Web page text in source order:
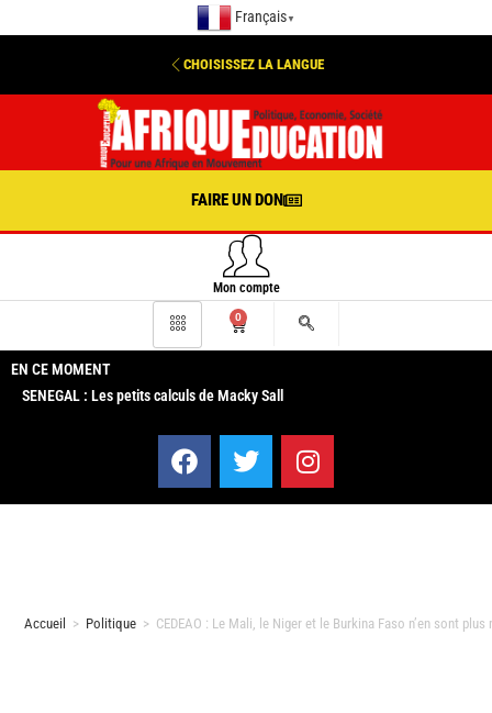
Français ▼
CHOISISSEZ LA LANGUE
FAIRE UN DON
Mon compte
0
EN CE MOMENT
SENEGAL : Les petits calculs de Macky Sall
Accueil > Politique > CEDEAO : Le Mali, le Niger et le Burkina Faso n’en sont plus